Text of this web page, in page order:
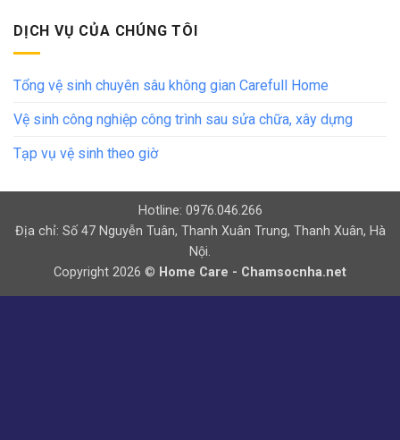
DỊCH VỤ CỦA CHÚNG TÔI
Tổng vệ sinh chuyên sâu không gian Carefull Home
Vệ sinh công nghiệp công trình sau sửa chữa, xây dựng
Tạp vụ vệ sinh theo giờ
Hotline: 0976.046.266
Địa chỉ: Số 47 Nguyễn Tuân, Thanh Xuân Trung, Thanh Xuân, Hà
Nội.
Copyright 2026 © Home Care - Chamsocnha.net